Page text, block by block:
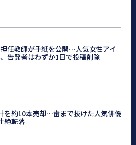
担任教師が手紙を公開…人気女性アイ
告発者はわずか1日で投稿削除
を約10本売却…歯まで抜けた人気俳優
絶転落